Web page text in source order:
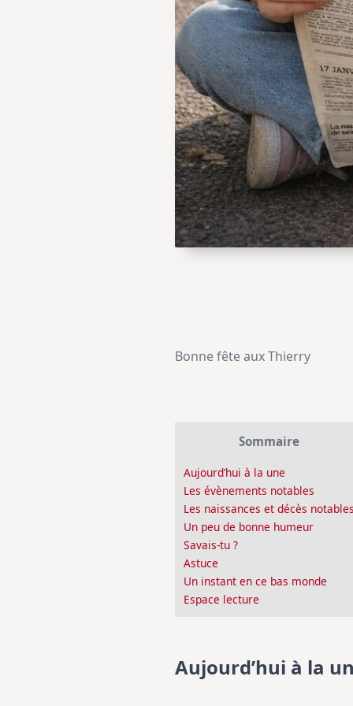
Bonne fête aux Thierry
Sommaire
Aujourd’hui à la une
Les évènements notables
Les naissances et décès
Un peu de bonne humeur
Savais-tu ?
Astuce
Un instant en ce bas monde
Espace lecture
Aujourd’hui à la